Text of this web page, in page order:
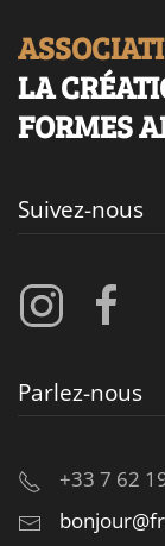
LA
FORMES
Suivez-nous
Parlez-nous
+33 7 62